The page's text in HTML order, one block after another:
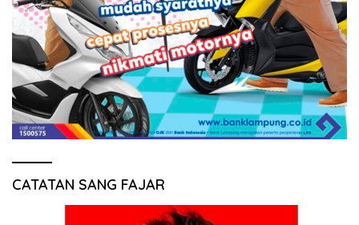
CATATAN SANG FAJAR